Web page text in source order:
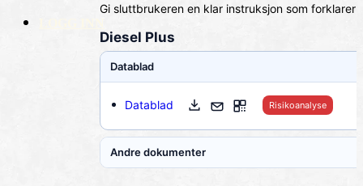
Gi sluttbrukeren en klar instruksjon som
Diesel Plus
Datablad
Datablad Risikoanalyse
Andre dokumenter